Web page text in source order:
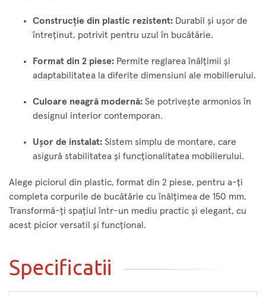
Construcție din plastic rezistent: Durabil și ușor de
întreținut, potrivit pentru uzul în bucătărie.
Format din 2 piese: Permite reglarea înălțimii și
adaptabilitatea la diferite dimensiuni ale mobilierului.
Culoare neagră modernă: Se potrivește armonios în
designul interior contemporan.
Ușor de instalat: Sistem simplu de montare, care
asigură stabilitatea și funcționalitatea mobilierului.
Alege piciorul din plastic, format din 2 piese, pentru a-ți
completa corpurile de bucătărie cu înălțimea de 150 mm.
Transformă-ți spațiul într-un mediu practic și elegant, cu
acest picior versatil și funcțional.
Specificatii